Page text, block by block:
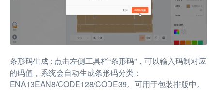
条形码生成 : 点击左侧工具栏“条形码”，可以输入码制对应
的码值，系统会自动生成条形码分类：
ENA13EAN8/CODE128/CODE39。可用于包装排版中。